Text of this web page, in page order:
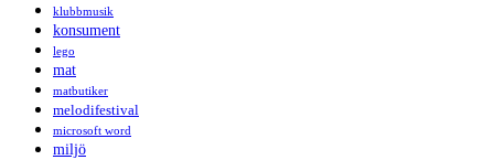
klubbmusik
konsument
lego
mat
matbutiker
melodifestival
microsoft word
miljö